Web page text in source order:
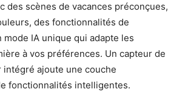
des scènes de vacances préconçues,
des fonctionnalités de
IA unique qui adapte les
à vos préférences. Un capteur de
intégré ajoute une couche
fonctionnalités intelligentes.